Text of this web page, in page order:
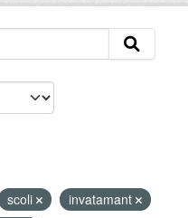
scoli
invatamant